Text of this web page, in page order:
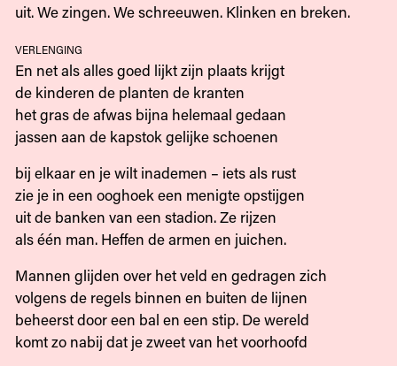
uit. We zingen. We schreeuwen. Klinken en breken.
verlenging
En net als alles goed lijkt zijn plaats krijgt
de kinderen de planten de kranten
het gras de afwas bijna helemaal gedaan
jassen aan de kapstok gelijke schoenen
bij elkaar en je wilt inademen – iets als rust
zie je in een ooghoek een menigte opstijgen
uit de banken van een stadion. Ze rijzen
als één man. Heffen de armen en juichen.
Mannen glijden over het veld en gedragen zich
volgens de regels binnen en buiten de lijnen
beheerst door een bal en een stip. De wereld
komt zo nabij dat je zweet van het voorhoofd